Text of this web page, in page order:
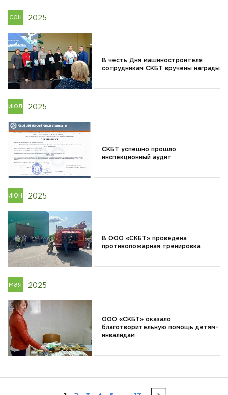
сен 2025
В честь Дня машиностроителя
сотрудникам СКБТ вручены награды
июл 2025
СКБТ успешно прошло
инспекционный аудит
июн 2025
В ООО «СКБТ» проведена
противопожарная тренировка
мая 2025
ООО «СКБТ» оказало
благотворительную помощь детям-
инвалидам